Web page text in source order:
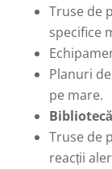
Truse de
specifice
Planuri
pe mare.
Truse de
reacții